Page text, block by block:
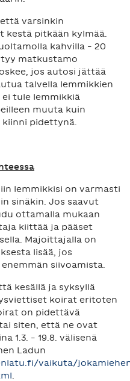
varsinkin
kestä pitkään kylmää.
kahvilla – 20
matkustamo
jos autosi jättää
talvella lemmikkien
tule lemmikkiä
muuta kuin
pidettynä.
lemmikkisi on varmasti
sinäkin. Jos saavut
ottamalla mukaan
kiittää ja pääset
Majoittajalla on
lisää, jos
siivoamista.
kesällä ja syksyllä
koirat eritoten
on pidettävä
siten, että ne ovat
1.3. – 19.8. välisenä
Ladun
vaikuta/